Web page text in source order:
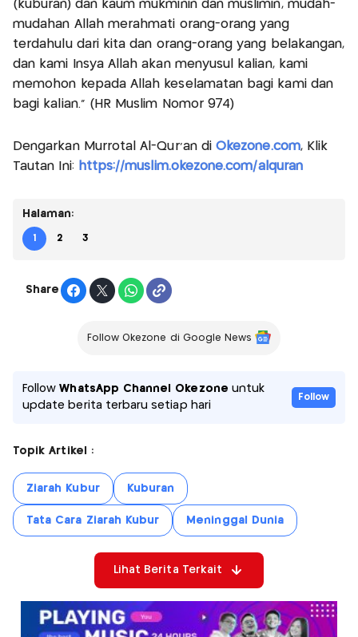
(kuburan) dan kaum mukminin dan muslimin, mudah-
mudahan Allah merahmati orang-orang yang
terdahulu dari kita dan orang-orang yang belakangan,
dan kami Insya Allah akan menyusul kalian, kami
memohon kepada Allah keselamatan bagi kami dan
bagi kalian." (HR Muslim Nomor 974)
Dengarkan Murrotal Al-Qur'an diOkezone.com, Klik
Tautan Ini: https://muslim.okezone.com/alquran
Halaman:
1 2 3
Share
Follow Okezone di Google News
FollowWhatsApp Channel Okezone untuk
update berita terbaru setiap hari
Follow
Topik Artikel :
Ziarah Kubur Kuburan
Tata Cara Ziarah Kubur Meninggal Dunia
Lihat Berita Terkait